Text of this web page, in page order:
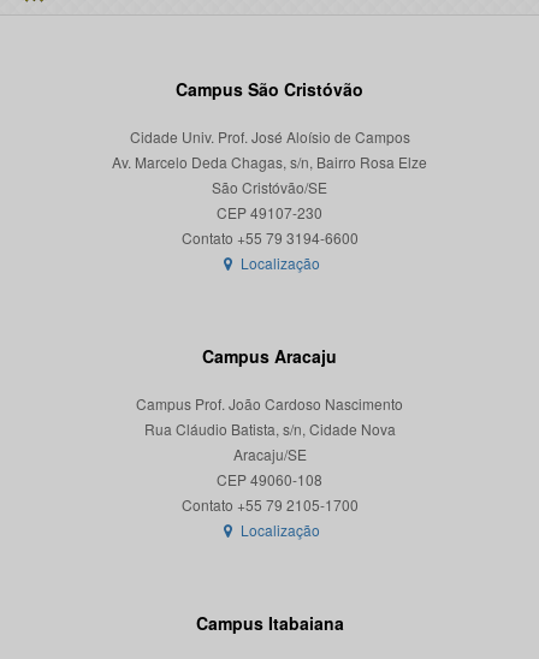
Campus São Cristóvão
Cidade Univ. Prof. José Aloísio de Campos
Av. Marcelo Deda Chagas, s/n, Bairro Rosa Elze
São Cristóvão/SE
CEP 49107-230
Localização
Campus Aracaju
Campus Prof. João Cardoso Nascimento
Rua Cláudio Batista, s/n, Cidade Nova
Aracaju/SE
CEP 49060-108
Localização
Campus Itabaiana